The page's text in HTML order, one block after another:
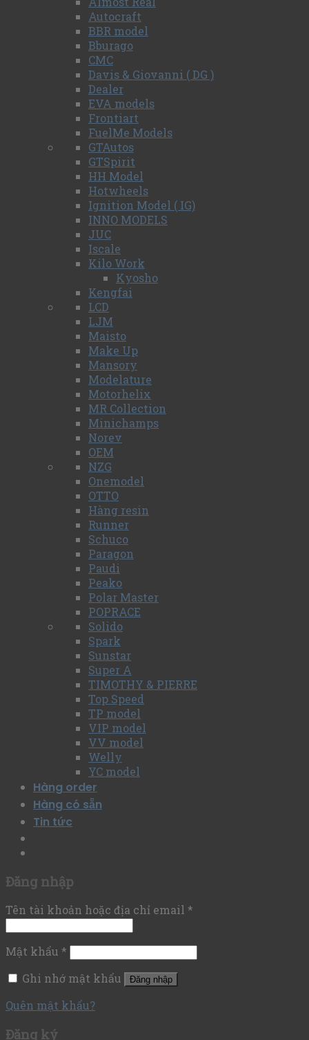
Autocraft
BBR model
Bburago
CMC
Davis & Giovanni ( DG )
Dealer
EVA models
Frontiart
FuelMe Models
GTAutos
GTSpirit
HH Model
Hotwheels
Ignition Model ( IG)
INNO MODELS
JUC
Iscale
Kilo Work
Kyosho
Kengfai
LCD
LJM
Maisto
Make Up
Mansory
Modelature
Motorhelix
MR Collection
Minichamps
Norev
OEM
NZG
Onemodel
OTTO
Hàng resin
Runner
Schuco
Paragon
Paudi
Peako
Polar Master
POPRACE
Solido
Spark
Sunstar
Super A
TIMOTHY & PIERRE
Top Speed
TP model
VIP model
VV model
Welly
YC model
Hàng order
Hàng có sẵn
Tin tức
Đăng nhập
Tên tài khoản hoặc địa chỉ email *
Mật khẩu *
Ghi nhớ mật khẩu
Đăng nhập
Quên mật khẩu?
Đăng ký